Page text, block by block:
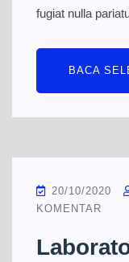
fugiat nulla
BACA
20/10/2020
KOMENTAR